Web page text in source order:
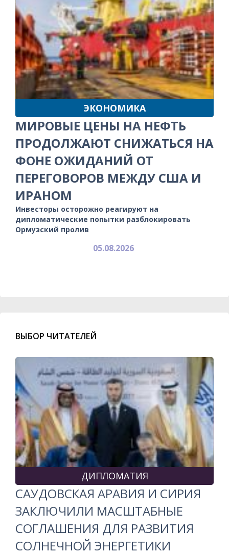
ЭКОНОМИКА
МИРОВЫЕ ЦЕНЫ НА НЕФТЬ
ПРОДОЛЖАЮТ СНИЖАТЬСЯ НА
ФОНЕ ОЖИДАНИЙ ОТ
ПЕРЕГОВОРОВ МЕЖДУ США И
ИРАНОМ
Инвесторы осторожно реагируют на
дипломатические попытки разблокировать
Ормузский пролив
05.08.2026
ВЫБОР ЧИТАТЕЛЕЙ
ДИПЛОМАТИЯ
САУДОВСКАЯ АРАВИЯ И СИРИЯ
ЗАКЛЮЧИЛИ МАСШТАБНЫЕ
СОГЛАШЕНИЯ ДЛЯ РАЗВИТИЯ
СОЛНЕЧНОЙ ЭНЕРГЕТИКИ